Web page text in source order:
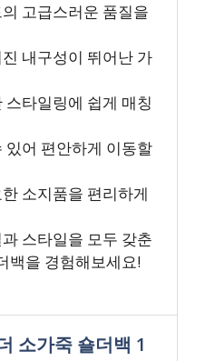
고급스러운 품질을
내구성이 뛰어난 가
타일링에 쉽게 매칭
있어 편안하게 이동할
소지품을 편리하게
스타일을 모두 갖춘
백을 경험해보세요!
소가죽 숄더백 1